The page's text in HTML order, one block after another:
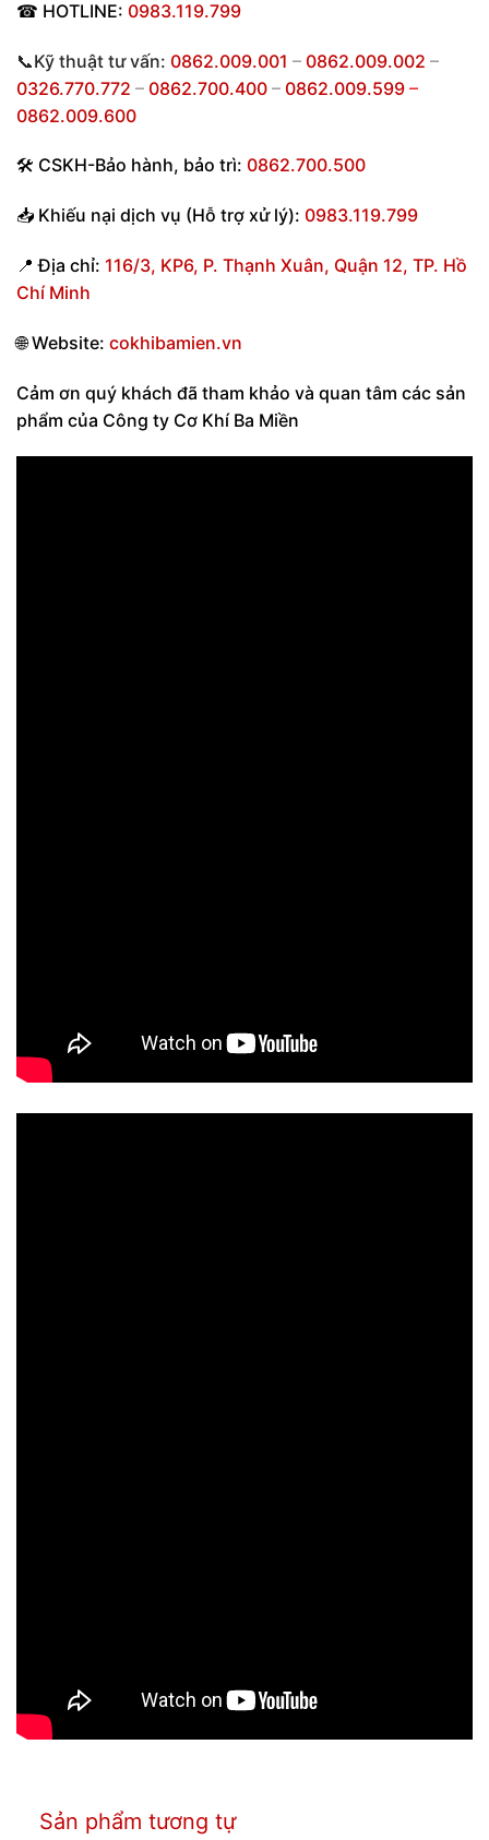
☎ HOTLINE: 0983.119.799
📞Kỹ thuật tư vấn: 0862.009.001 – 0862.009.002 –
0326.770.772 – 0862.700.400 – 0862.009.599 –
0862.009.600
🛠 CSKH-Bảo hành, bảo trì: 0862.700.500
📥 Khiếu nại dịch vụ (Hỗ trợ xử lý): 0983.119.799
📍 Địa chỉ: 116/3, KP6, P. Thạnh Xuân, Quận 12, TP. Hồ
Chí Minh
🌐Website: cokhibamien.vn
Cảm ơn quý khách đã tham khảo và quan tâm các sản
phẩm của Công ty Cơ Khí Ba Miền
Sản phẩm tương tự